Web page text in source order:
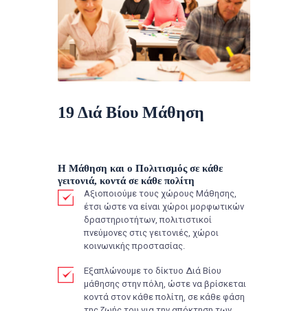
19 Διά Βίου Μάθηση
Η Μάθηση και ο Πολιτισμός σε κάθε
γειτονιά, κοντά σε κάθε πολίτη
Αξιοποιούμε τους χώρους Μάθησης,
έτσι ώστε να είναι χώροι μορφωτικών
δραστηριοτήτων, πολιτιστικοί
πνεύμονες στις γειτονιές, χώροι
κοινωνικής προστασίας.
Εξαπλώνουμε το δίκτυο Διά Βίου
μάθησης στην πόλη, ώστε να βρίσκεται
κοντά στον κάθε πολίτη, σε κάθε φάση